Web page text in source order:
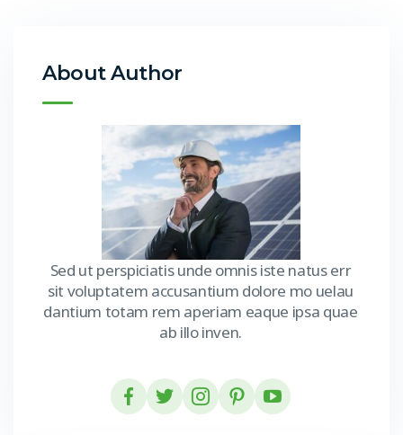
About Author
Sed ut perspiciatis unde omnis iste natus err
sit voluptatem accusantium dolore mo uelau
dantium totam rem aperiam eaque ipsa quae
ab illo inven.